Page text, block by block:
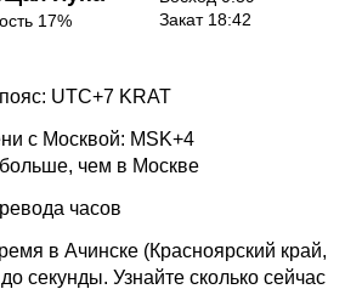
17%
Закат 18:42
UTC+7 KRAT
с Москвой: MSK+4
чем в Москве
часов
в Ачинске (Красноярский край,
секунды. Узнайте сколько сейчас